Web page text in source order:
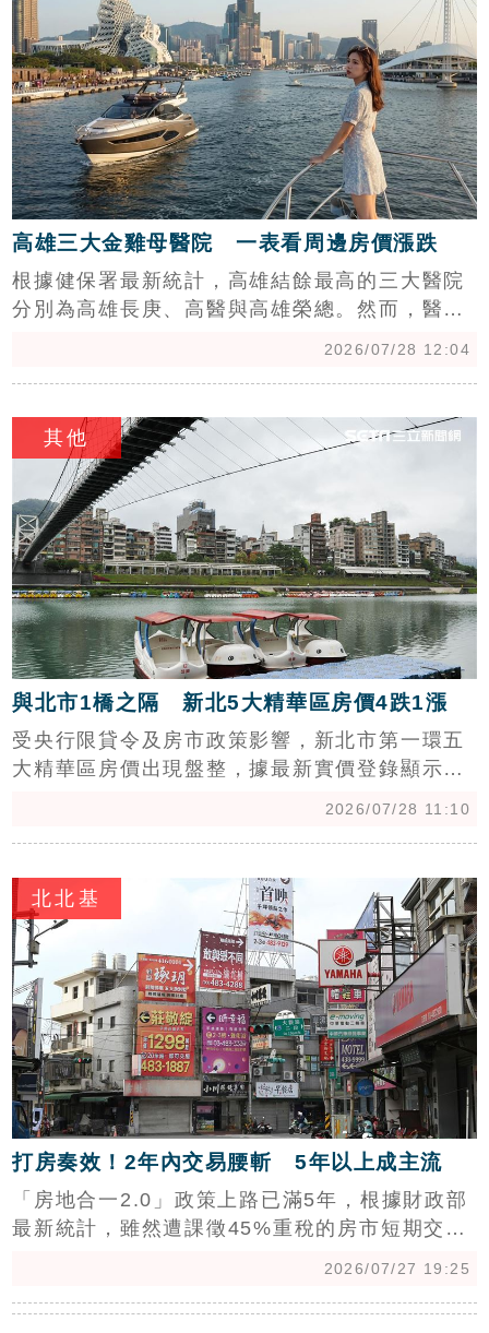
高雄三大金雞母醫院 一表看周邊房價漲跌
根據健保署最新統計，高雄結餘最高的三大醫院
分別為高雄長庚、高醫與高雄榮總。然而，醫療
湖特區開發利多，房價穩健抗跌；高醫周邊則因
先前新案交屋墊高基期，加上市場買氣收斂，房
價回調6%。房仲專家指出，大型醫院能創造穩定
的醫護居住剛需，即便房市交易波動，區域房價
仍具備強勁韌性，建議民眾選購時應關注個別商
圈供需結構與未來建設利多，以確保資產保值
性。
2026/07/28 12:04
其他
與北市1橋之隔 新北5大精華區房價4跌1漲
受央行限貸令及房市政策影響，新北市第一環五
大精華區房價出現盤整，據最新實價登錄顯示，
導致的均價計算誤差有關。儘管房市面臨高檔修
正，但相較於炒作題材的區域，新北精華區因擁
有穩定的剛性需求及台北市外溢人口支撐，整體
房價走勢相對抗跌。目前五大區房價震盪幅度處
於漲跌不明顯態勢，市場正回歸理性交易，呈現
多空交戰後的緩步修正格局。
2026/07/28 11:10
北北基
打房奏效！2年內交易腰斬 5年以上成主流
「房地合一2.0」政策上路已滿5年，根據財政部
最新統計，雖然遭課徵45%重稅的房市短期交易
年高點的25.5%，一路大幅下滑至2026年第一季
2026/07/27 19:25